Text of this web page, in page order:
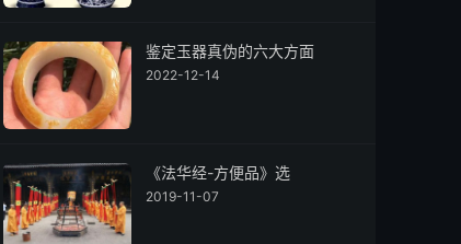
鉴定玉器真伪的六大方面
2022-12-14
《法华经-方便品》选
2019-11-07